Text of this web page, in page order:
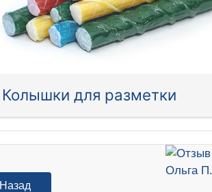
Колышки для разметки
Назад